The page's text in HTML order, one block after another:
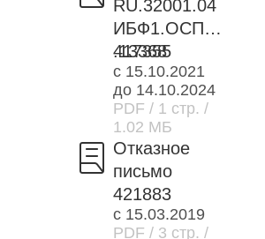
RU.32001.04
ИБФ1.ОСП18
.13368
417355
с 15.10.2021
до 14.10.2024
PDF / 1 стр. /
1.02 МБ
Отказное
письмо
421883
с 15.03.2019
PDF / 3 стр. /